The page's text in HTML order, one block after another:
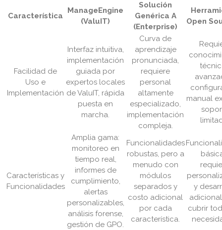
Característica
ManageEngine
(ValuIT)
Solución
Genérica A
(Enterprise)
Open
Facilidad de
Uso e
Implementación
Interfaz intuitiva,
implementación
guiada por
expertos locales
de ValuIT, rápida
puesta en
marcha.
Curva de
aprendizaje
pronunciada,
requiere
personal
altamente
especializado,
implementación
compleja.
manual
Características y
Funcionalidades
Amplia gama:
monitoreo en
tiempo real,
informes de
cumplimiento,
alertas
personalizables,
análisis forense,
gestión de GPO.
Funcionalidades
robustas, pero a
menudo con
módulos
separados y
costo adicional
por cada
característica.
y
cubrir